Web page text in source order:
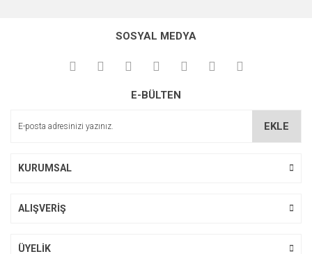
SOSYAL MEDYA
E-BÜLTEN
EKLE
KURUMSAL
ALIŞVERİŞ
ÜYELİK